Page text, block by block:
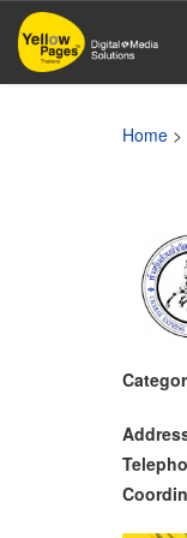
Skip
main
Home